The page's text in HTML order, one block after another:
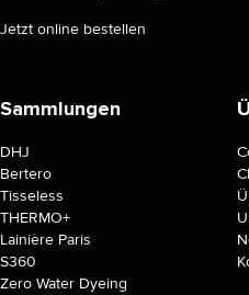
Jetzt online bestellen
Sammlungen
DHJ
Bertero
Tisseless
THERMO+
Lainière Paris
S360
Zero Water Dyeing